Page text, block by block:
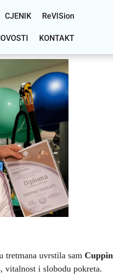
CJENIK ReVISion
KONTAKT
tretmana uvrstila sam
vitalnost i slobodu pokreta.